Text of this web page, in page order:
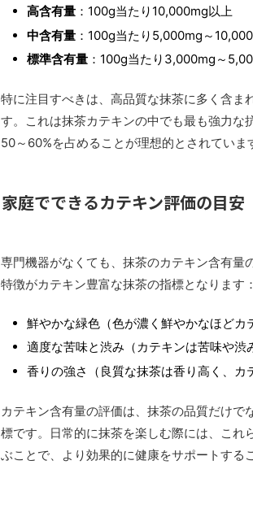
高含有量 ：100g当たり10,000mg以上
中含有量 ：100g当たり5,000mg～
標準含有量 ：100g当たり3,000mg～
特に注目すべきは、高品質な抹茶に多く含ま
す。これは抹茶カテキンの中でも最も強力
50～60%を占めることが理想的とされていま
家庭でできるカテキン評価の目安
専門機器がなくても、抹茶のカテキン含有
特徴がカテキン豊富な抹茶の指標となります：
鮮やかな緑色（色が濃く鮮やかなほどカ
適度な苦味と渋み（カテキンは苦味や渋
香りの強さ（良質な抹茶は香り高く、カ
カテキン含有量の評価は、抹茶の品質だけ
標です。日常的に抹茶を楽しむ際には、これ
ぶことで、より効果的に健康をサポートする